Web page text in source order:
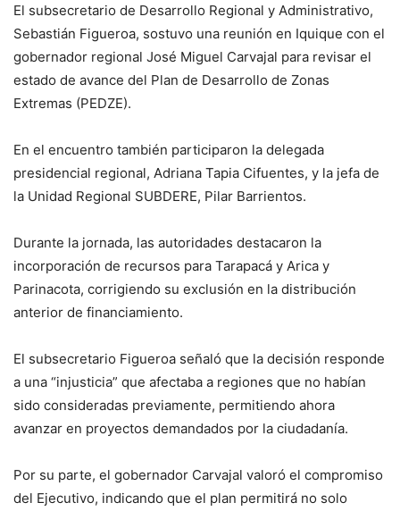
El subsecretario de Desarrollo Regional y Administrativo,
Sebastián Figueroa, sostuvo una reunión en Iquique con el
gobernador regional José Miguel Carvajal para revisar el
estado de avance del Plan de Desarrollo de Zonas
Extremas (PEDZE).
En el encuentro también participaron la delegada
presidencial regional, Adriana Tapia Cifuentes, y la jefa de
la Unidad Regional SUBDERE, Pilar Barrientos.
Durante la jornada, las autoridades destacaron la
incorporación de recursos para Tarapacá y Arica y
Parinacota, corrigiendo su exclusión en la distribución
anterior de financiamiento.
El subsecretario Figueroa señaló que la decisión responde
a una “injusticia” que afectaba a regiones que no habían
sido consideradas previamente, permitiendo ahora
avanzar en proyectos demandados por la ciudadanía.
Por su parte, el gobernador Carvajal valoró el compromiso
del Ejecutivo, indicando que el plan permitirá no solo